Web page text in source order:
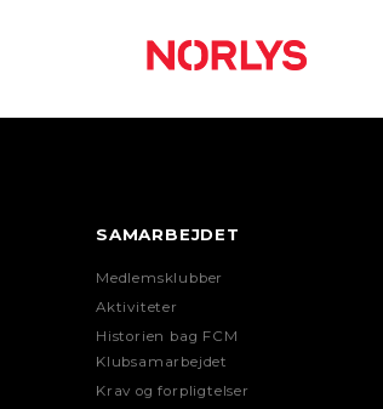
SAMARBEJDET
Medlemsklubber
Aktiviteter
Historien bag FCM
Klubsamarbejdet
Krav og forpligtelser